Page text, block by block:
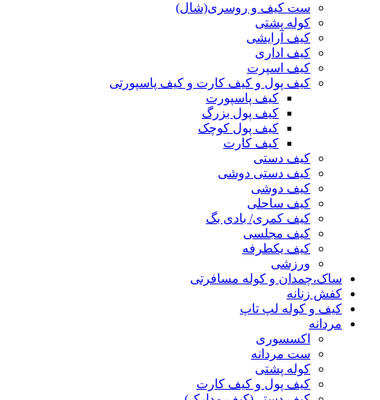
ست کیف و روسری(شال)
کوله پشتی
کیف آرایشی
کیف اداری
کیف اسپرت
کیف پول و کیف کارت و کیف پاسپورتی
کیف پاسپورت
کیف پول بزرگ
کیف پول کوچک
کیف کارت
کیف دستی
کیف دستی دوشی
کیف دوشی
کیف ساحلی
کیف کمری/ بادی بگ
کیف مجلسی
کیف یکطرفه
ورزشی
ساک،چمدان و کوله مسافرتی
کفش زنانه
کیف و کوله لپ تاپ
مردانه
اکسسوری
ست مردانه
کوله پشتی
کیف پول و کیف کارت